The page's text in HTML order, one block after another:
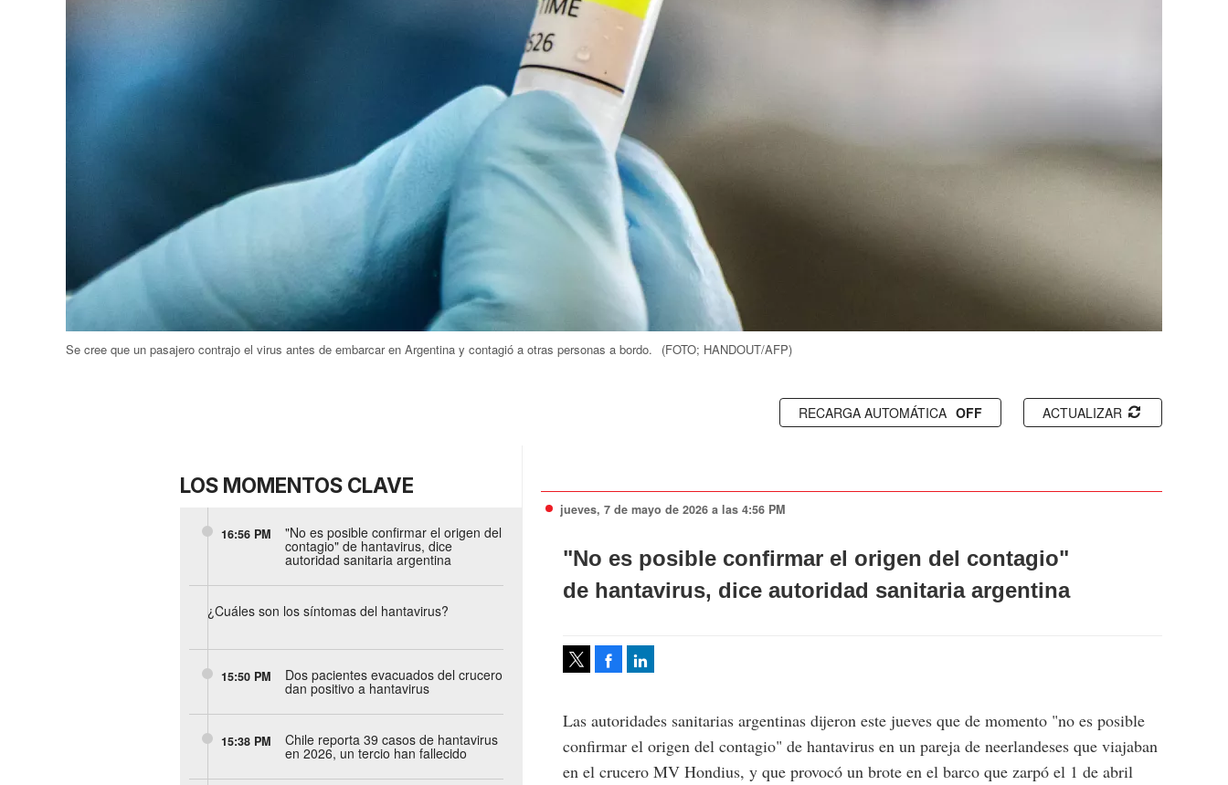
Se cree que un pasajero contrajo el virus antes de embarcar en Argentina y contagió a otras personas a bordo. (FOTO; HANDOUT/AFP)
RECARGA AUTOMÁTICA ACTUALIZAR
jueves, 7 de mayo de 2026 a las 4:56 PM
"No es posible confirmar el origen del contagio"
de hantavirus, dice autoridad sanitaria argentina
Facebook
Las autoridades sanitarias argentinas dijeron este jueves que de momento "no es posible
confirmar el origen del contagio" de hantavirus en un pareja de neerlandeses que viajaban
en el crucero MV Hondius, y que provocó un brote en el barco que zarpó el 1 de abril
LOS MOMENTOS CLAVE
15:38 PM Chile reporta 39 casos de hantavirus
en 2026, un tercio han fallecido
15:50 PM Dos pacientes evacuados del crucero
dan positivo a hantavirus
¿Cuáles son los síntomas del hantavirus?
16:56 PM "No es posible confirmar el origen del
contagio" de hantavirus, dice
autoridad sanitaria argentina